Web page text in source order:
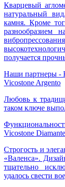
Кварцевый
натуральный
камня. Кроме
разнообразием
получается
Наши партнеры -
Vicostone Argento
Любовь к
таком ключе
Vicostone
Строгость и
«Валенса».
тщательно
удалось свести